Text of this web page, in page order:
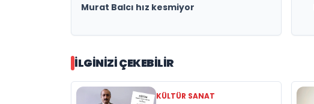
Murat Balcı hız kesmiyor
İLGINIZI ÇEKEBILIR
KÜLTÜR SANAT